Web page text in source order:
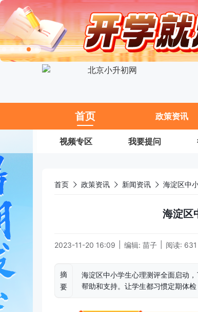
首页 政策资讯
视频专区 我要提问
首页 政策资讯 新闻资讯 海淀区中
海淀区
2023-11-20 16:09 编辑: 苗子 阅读: 631
摘
要
海淀区中小学生心理测评全面启动
帮助和支持。让学生都习惯定期体